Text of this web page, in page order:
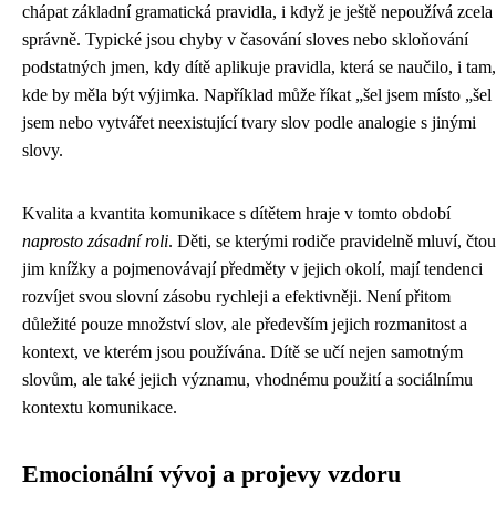
chápat základní gramatická pravidla, i když je ještě nepoužívá zcela
správně. Typické jsou chyby v časování sloves nebo skloňování
podstatných jmen, kdy dítě aplikuje pravidla, která se naučilo, i tam,
kde by měla být výjimka. Například může říkat „šel jsem místo „šel
jsem nebo vytvářet neexistující tvary slov podle analogie s jinými
slovy.
Kvalita a kvantita komunikace s dítětem hraje v tomto období
naprosto zásadní roli. Děti, se kterými rodiče pravidelně mluví, čtou
jim knížky a pojmenovávají předměty v jejich okolí, mají tendenci
rozvíjet svou slovní zásobu rychleji a efektivněji. Není přitom
důležité pouze množství slov, ale především jejich rozmanitost a
kontext, ve kterém jsou používána. Dítě se učí nejen samotným
slovům, ale také jejich významu, vhodnému použití a sociálnímu
kontextu komunikace.
Emocionální vývoj a projevy vzdoru